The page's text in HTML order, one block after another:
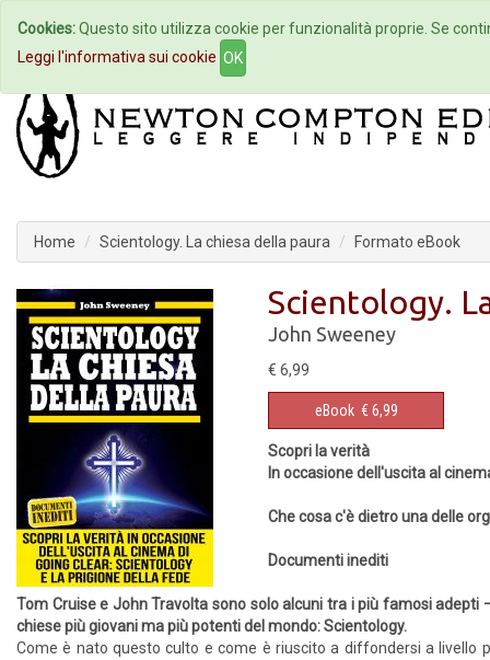
Home Autori Eventi
Home Scientology. La chiesa della paura Formato eBook
Scientology.
John Sweeney
€ 6,99
eBook € 6,99
Scopri la verità
In occasione dell'uscita al
Che cosa c'è dietro una delle
Documenti inediti
Tom Cruise e John Travolta sono solo alcuni tra i più famosi
chiese più giovani ma più potenti del mondo: Scientology.
Come è nato questo culto e come è riuscito a diffondersi a livello
Cookies:Questo sito utilizza cookie per funzionalità proprie. Se
Leggi l'informativa sui cookie OK